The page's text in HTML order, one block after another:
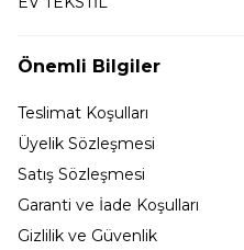
Önemli Bilgiler
Teslimat Koşulları
Üyelik Sözleşmesi
Satış Sözleşmesi
Garanti ve İade Koşulları
Gizlilik ve Güvenlik